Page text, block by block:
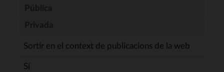
Pública
Privada
Sortir en el context de publicacions de la web
Sí